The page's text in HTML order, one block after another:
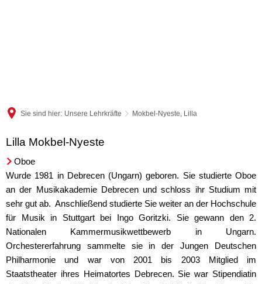
Sie sind hier: Unsere Lehrkräfte Mokbel-Nyeste, Lilla
Mokbel-
Nyeste,
Lilla
Lilla Mokbel-Nyeste
Oboe
Wurde 1981 in Debrecen (Ungarn) geboren. Sie studierte Oboe
an der Musikakademie Debrecen und schloss ihr Studium mit
sehr gut ab. Anschließend studierte Sie weiter an der Hochschule
für Musik in Stuttgart bei Ingo Goritzki. Sie gewann den 2.
Nationalen Kammermusikwettbewerb in Ungarn.
Orchestererfahrung sammelte sie in der Jungen Deutschen
Philharmonie und war von 2001 bis 2003 Mitglied im
Staatstheater ihres Heimatortes Debrecen. Sie war Stipendiatin